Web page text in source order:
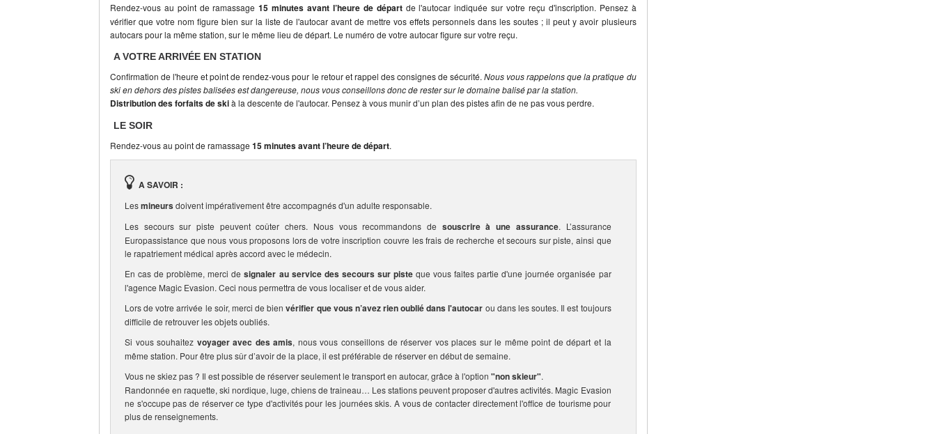
Rendez-vous au point de ramassage15 minutes avant l’heure de départde l'autocar indiquée sur votre reçu d'inscription. Pensez à
vérifier que votre nom figure bien sur la liste de l'autocar avant de mettre vos effets personnels dans les soutes ; il peut y avoir plusieurs
autocars pour la même station, sur le même lieu de départ. Le numéro de votre autocar figure sur votre reçu.
A VOTRE ARRIVÉE EN STATION
Confirmation de l'heure et point de rendez-vous pour le retour et rappel des consignes de sécurité.Nous vous rappelons que la pratique du
ski en dehors des pistes balisées est dangereuse, nous vous conseillons donc de rester sur le domaine balisé par la station.
Distribution des forfaits de skià la descente de l'autocar. Pensez à vous munir d’un plan des pistes afin de ne pas vous perdre.
LE SOIR
Rendez-vous au point de ramassage 15 minutes avant l’heure de départ.
A SAVOIR :
Lesmineursdoivent impérativement être accompagnés d'un adulte responsable.
Les secours sur piste peuvent coûter chers. Nous vous recommandons de souscrire à une assurance. L’assurance
Europassistance que nous vous proposons lors de votre inscription couvre les frais de recherche et secours sur piste, ainsi que
le rapatriement médical après accord avec le médecin.
En cas de problème, merci designaler au service des secours sur pisteque vous faites partie d'une journée organisée par
l'agence Magic Evasion. Ceci nous permettra de vous localiser et de vous aider.
Lors de votre arrivée le soir, merci de bienvérifier que vous n’avez rien oublié dans l'autocar ou dans les soutes. Il est toujours
difficile de retrouver les objets oubliés.
Si vous souhaitez voyager avec des amis, nous vous conseillons de réserver vos places sur le même point de départ et la
même station. Pour être plus sûr d’avoir de la place, il est préférable de réserver en début de semaine.
Vous ne skiez pas ? Il est possible de réserver seulement le transport en autocar, grâce à l'option "non skieur".
Randonnée en raquette, ski nordique, luge, chiens de traineau… Les stations peuvent proposer d'autres activités. Magic Evasion
ne s'occupe pas de réserver ce type d'activités pour les journées skis. A vous de contacter directement l'office de tourisme pour
plus de renseignements.